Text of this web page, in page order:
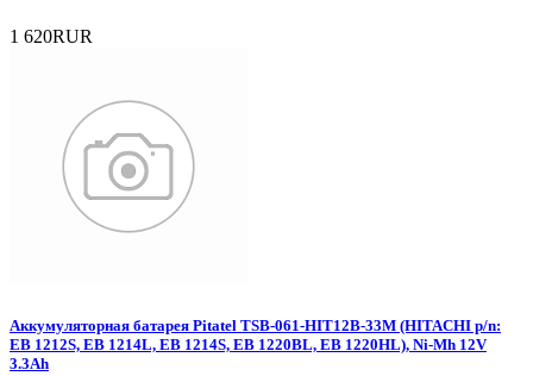
1 620RUR
Аккумуляторная батарея Pitatel TSB-061-HIT12B-33M (HITACHI p/n:
EB 1212S, EB 1214L, EB 1214S, EB 1220BL, EB 1220HL), Ni-Mh 12V
3.3Ah